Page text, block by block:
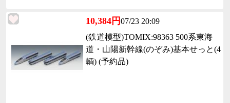
10,384円07/23 20:09
(鉄道模型)TOMIX:98363 500系東海
道・山陽新幹線(のぞみ)基本せっと(4
輌) (予約品)